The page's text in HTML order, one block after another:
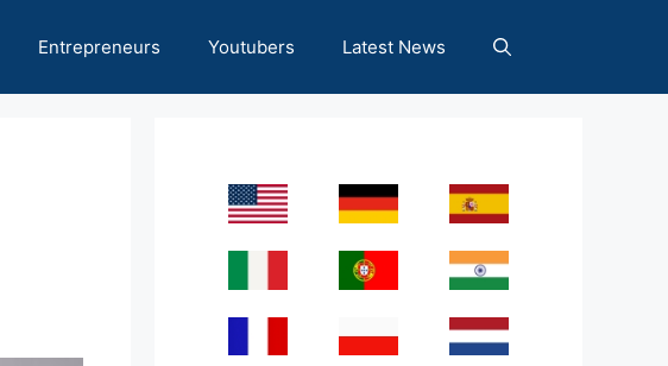
Entrepreneurs Youtubers Latest News